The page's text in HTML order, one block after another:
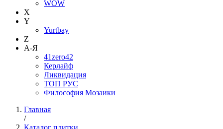
WOW
X
Y
Yurtbay
Z
А-Я
41zero42
Керлайф
Ликвидация
ТОП РУС
Философия Мозаики
Главная
/
Каталог плитки